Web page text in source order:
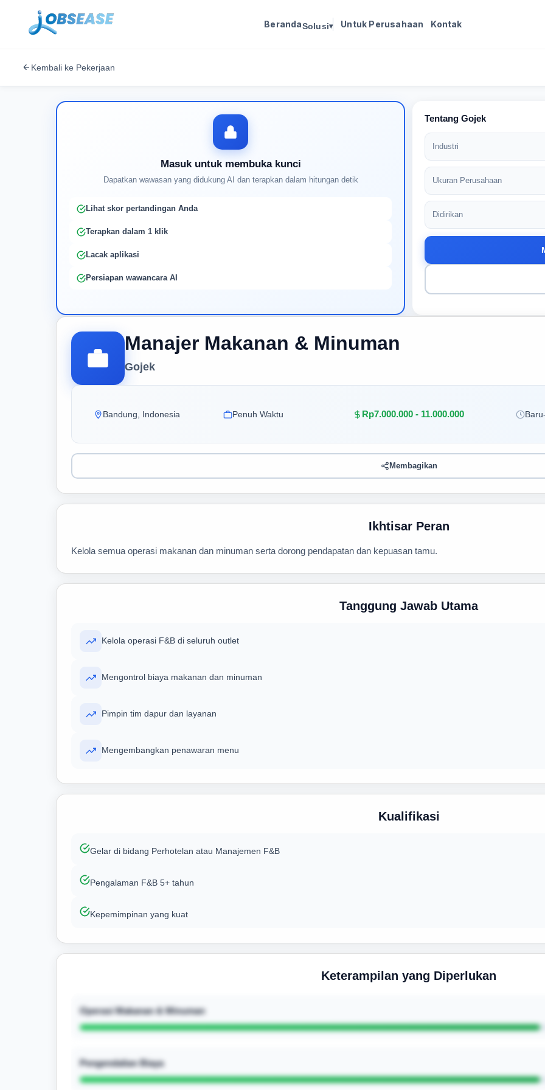
BerandaSolusi▾ Untuk Perusahaan Kontak
Kembali ke Pekerjaan
Manajer Makanan & Minuman
Gojek
Bandung, Indonesia Penuh Waktu Rp7.000.000 - 11.000.000
Membagikan
Ikhtisar Peran
Kelola semua operasi makanan dan minuman serta dorong pendapatan dan kepuasan tamu.
Tanggung Jawab Utama
Kelola operasi F&B di seluruh outlet
Mengontrol biaya makanan dan minuman
Pimpin tim dapur dan layanan
Mengembangkan penawaran menu
Kualifikasi
Gelar di bidang Perhotelan atau Manajemen F&B
Pengalaman F&B 5+ tahun
Kepemimpinan yang kuat
Keterampilan yang Diperlukan
Operasi Makanan & Minuman
Pengendalian Biaya
Masuk untuk membuka kunci
Dapatkan wawasan yang didukung AI dan terapkan dalam hitungan detik
Lihat skor pertandingan Anda
Terapkan dalam 1 klik
Lacak aplikasi
Persiapan wawancara AI
Tentang Gojek
Industri
Ukuran Perusahaan
Didirikan